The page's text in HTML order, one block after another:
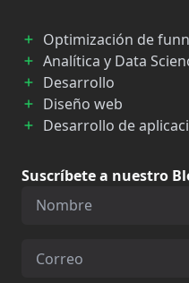
Optimización de
Analítica y Data
Desarrollo
Diseño web
Desarrollo de
Suscríbete a nuestro